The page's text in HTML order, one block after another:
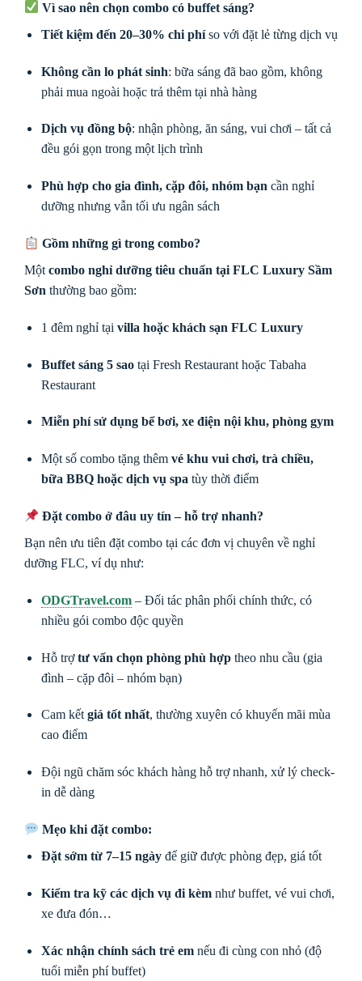
Vì sao nên chọn combo có buffet sáng?
Tiết kiệm đến 20–30% chi phíso với đặt lẻ từng dịch vụ
Không cần lo phát sinh: bữa sáng đã bao gồm, không
phải mua ngoài hoặc trả thêm tại nhà hàng
Dịch vụ đồng bộ: nhận phòng, ăn sáng, vui chơi – tất cả
đều gói gọn trong một lịch trình
Phù hợp cho gia đình, cặp đôi, nhóm bạn cần nghỉ
dưỡng nhưng vẫn tối ưu ngân sách
Gồm những gì trong combo?
Một combo nghỉ dưỡng tiêu chuẩn tại FLC Luxury Sầm
Sơn thường bao gồm:
1 đêm nghỉ tại villa hoặc khách sạn FLC Luxury
Buffet sáng 5 saotại Fresh Restaurant hoặc Tabaha
Restaurant
Miễn phí sử dụng bể bơi, xe điện nội khu, phòng gym
Một số combo tặng thêm vé khu vui chơi, trà chiều,
bữa BBQ hoặc dịch vụ spa tùy thời điểm
Đặt combo ở đâu uy tín – hỗ trợ nhanh?
Bạn nên ưu tiên đặt combo tại các đơn vị chuyên về nghỉ
dưỡng FLC, ví dụ như:
ODGTravel.com– Đối tác phân phối chính thức, có
nhiều gói combo độc quyền
Hỗ trợtư vấn chọn phòng phù hợptheo nhu cầu (gia
đình – cặp đôi – nhóm bạn)
Cam kếtgiá tốt nhất, thường xuyên có khuyến mãi mùa
cao điểm
Đội ngũ chăm sóc khách hàng hỗ trợ nhanh, xử lý check-
in dễ dàng
Mẹo khi đặt combo:
Đặt sớm từ 7–15 ngàyđể giữ được phòng đẹp, giá tốt
Kiểm tra kỹ các dịch vụ đi kèmnhư buffet, vé vui chơi,
xe đưa đón…
Xác nhận chính sách trẻ emnếu đi cùng con nhỏ (độ
tuổi miễn phí buffet)